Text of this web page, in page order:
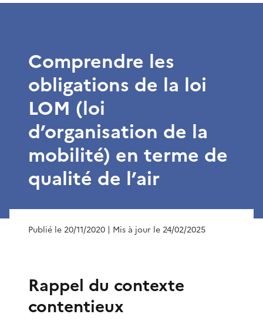
Comprendre les
obligations de la loi
LOM (loi
d’organisation de la
mobilité) en terme de
qualité de l’air
Publié le 20/11/2020 | Mis à jour le 24/02/2025
Rappel du contexte
contentieux